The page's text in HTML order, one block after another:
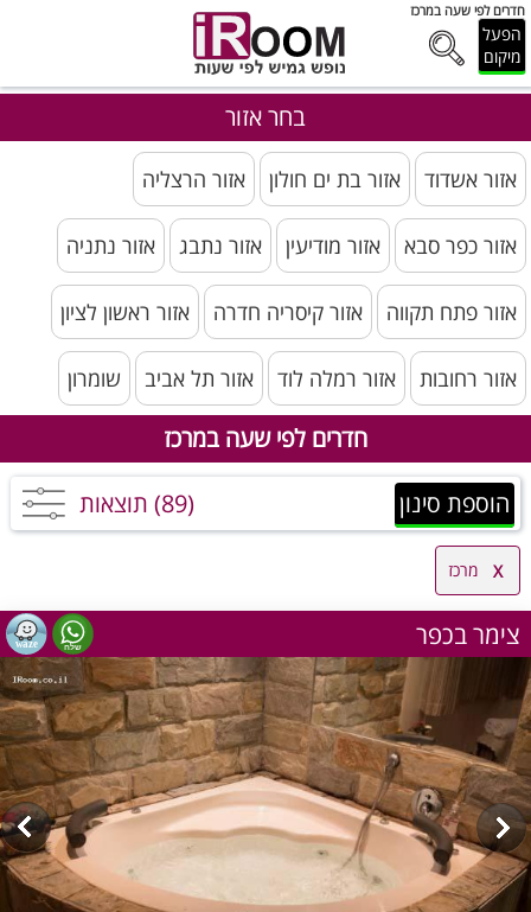
חדרים לפי שעה במרכז
הפעל
מיקום
בחר אזור
אזור אשדוד אזור בת ים חולון אזור הרצליה
אזור כפר סבא אזור מודיעין אזור נתבג אזור נתניה
אזור פתח תקווה אזור קיסריה חדרה אזור ראשון לציון
אזור רחובות אזור רמלה לוד אזור תל אביב שומרון
חדרים לפי שעה במרכז
הוספת סינון (89) תוצאות
מרכז
צימר בכפר